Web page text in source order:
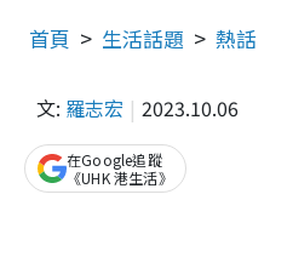
首頁 生活話題 熱話
文: 羅志宏 2023.10.06
在Google追蹤
《UHK 港生活》